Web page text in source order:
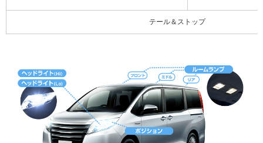
テール＆ストップ